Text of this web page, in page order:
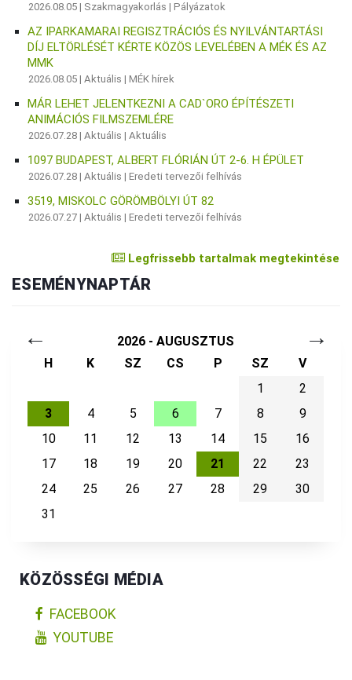
2026.08.05 | Szakmagyakorlás | Pályázatok
AZ IPARKAMARAI REGISZTRÁCIÓS ÉS NYILVÁNTARTÁSI
DÍJ ELTÖRLÉSÉT KÉRTE KÖZÖS LEVELÉBEN A MÉK ÉS AZ
MMK
2026.08.05 | Aktuális | MÉK hírek
MÁR LEHET JELENTKEZNI A CAD`ORO ÉPÍTÉSZETI
ANIMÁCIÓS FILMSZEMLÉRE
2026.07.28 | Aktuális | Aktuális
1097 BUDAPEST, ALBERT FLÓRIÁN ÚT 2-6. H ÉPÜLET
2026.07.28 | Aktuális | Eredeti tervezői felhívás
3519, MISKOLC GÖRÖMBÖLYI ÚT 82
2026.07.27 | Aktuális | Eredeti tervezői felhívás
Legfrissebb tartalmak megtekintése
ESEMÉNYNAPTÁR
← 2026 - AUGUSZTUS →
H K SZ CS P SZ
V
1
2
3
4 5 6 7 8
9
10
11 12 13 14 15
16
17
18 19 20 21 22
23
24
25 26 27 28 29
30
31
KÖZÖSSÉGI MÉDIA
FACEBOOK
YOUTUBE